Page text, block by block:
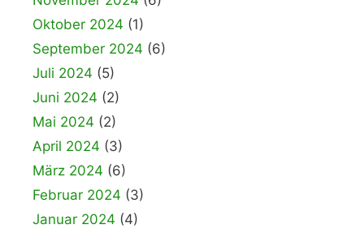
Oktober 2024 (1)
September 2024 (6)
Juli 2024 (5)
Juni 2024 (2)
Mai 2024 (2)
April 2024 (3)
März 2024 (6)
Februar 2024 (3)
Januar 2024 (4)